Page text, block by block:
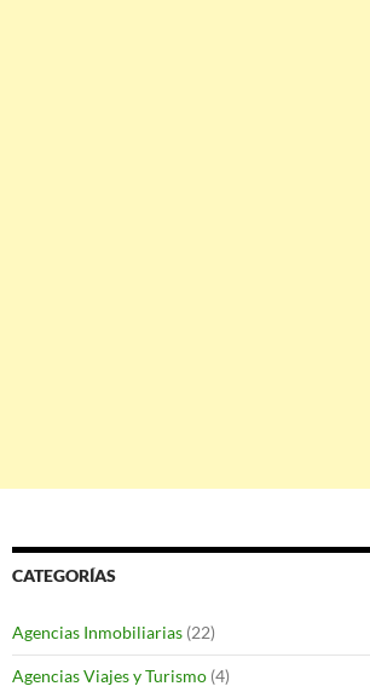
CATEGORÍAS
Agencias Inmobiliarias (22)
Agencias Viajes y Turismo (4)